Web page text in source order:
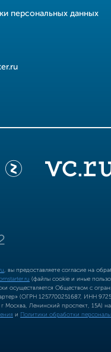
персональных данных
, вы предоставляете согласие на
(файлы cookie и иные
осуществляется Обществом с
(ОГРН 1257700251687, ИНН
Москва, Ленинский проспект, 15А) на
и Политики обработки